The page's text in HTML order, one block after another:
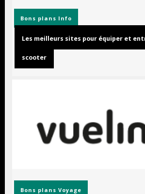
Bons plans Info
Les meilleurs sites pour équiper et
scooter
Bons plans Voyage